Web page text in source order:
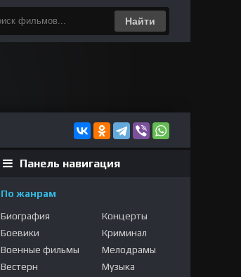
Найти
Панель навигация
По жанрам
Биография
Боевики
Военные фильмы
Вестерн
Концерты
Криминал
Мелодрамы
Музыка